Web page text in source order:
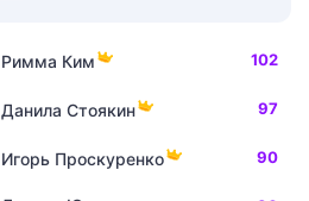
Римма Ким 102
Данила Стоякин 97
Игорь Проскуренко 90